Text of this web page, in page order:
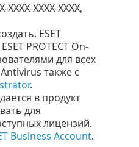
XXXX-XXXX,
ESET
PROTECT On-
для всех
также с
.
в продукт
для
лицензий.
Business Account.